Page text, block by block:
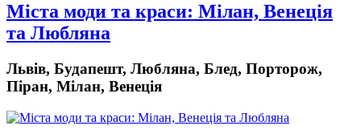
Міста моди та краси: Мілан, Венеція
та Любляна
Львів, Будапешт, Любляна, Блед, Порторож,
Піран, Мілан, Венеція